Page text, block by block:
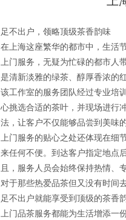
足不出户，领略顶级茶香韵味
在上海这座繁华的都市中，生活
上门服务，无疑为忙碌的都市人
是清新淡雅的绿茶、醇厚香浓的
该工作室的服务团队经过专业培
心挑选合适的茶叶，并现场进行
法，让客户不仅能够品尝到美味
上门服务的贴心之处还体现在细
来任何不便。到达客户指定地点
且，服务人员会始终保持热情、
对于那些热爱品茶但又没有时间
足不出户就能享受到顶级的茶香
上门品茶服务都能为生活增添一